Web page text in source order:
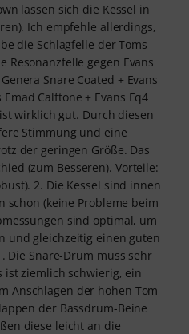
lassen sich die Kessel in
Ich empfehle allerdings,
die Schlagfelle der Toms
Resonanzfelle gegen Evans
Snare Coated + Evans
Calftone + Evans Eq4
wirklich gut. Durch diesen
Stimmung und eine
der geringen Größe. Das
(zum Besseren). Vorteile:
2. Die Kessel sind innen
(keine Probleme beim
sind optimal, um
und gleichzeitig einen guten
Die Snare-Drum muss sehr
ist ziemlich schwierig, ein
Anschlagen der hohen Tom
der Bassdrum-Beine
diese leicht an die